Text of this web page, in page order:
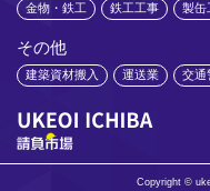
金物・鉄工 鉄工工事 製缶
その他
建築資材搬入 運送業 交通
Copyright ©